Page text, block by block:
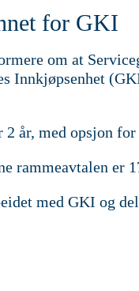
for GKI
om at
Innkjøpsenhet
år, med opsjon
rammeavtalen er
med GKI og